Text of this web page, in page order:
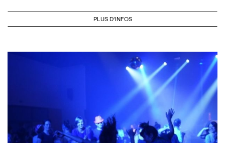
PLUS D'INFOS